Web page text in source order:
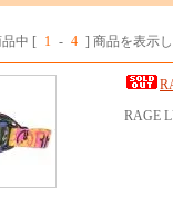
中 [ 1 - 4 ] 商品を表示し
RAGE